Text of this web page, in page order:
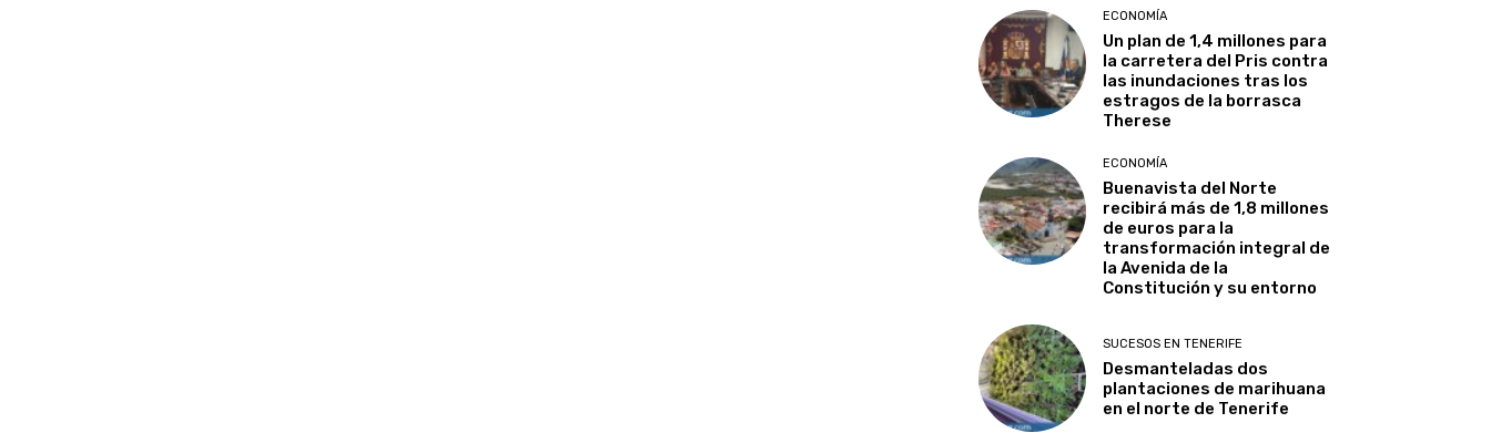
ECONOMÍA
Un plan de 1,4 millones para
la carretera del Pris contra
las inundaciones tras los
estragos de la borrasca
Therese
ECONOMÍA
Buenavista del Norte
recibirá más de 1,8 millones
de euros para la
transformación integral de
la Avenida de la
Constitución y su entorno
SUCESOS EN TENERIFE
Desmanteladas dos
plantaciones de marihuana
en el norte de Tenerife